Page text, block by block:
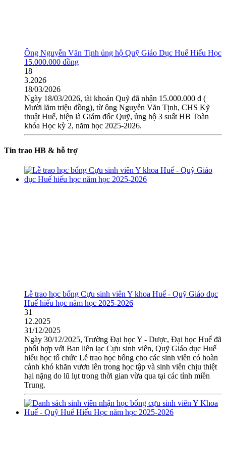
Ông Nguyễn Văn Tịnh ủng hộ Quỹ Giáo Dục Huế Hiếu Học
15.000.000 đồng
18
3.2026
18/03/2026
Ngày 18/03/2026, tài khoản Quỹ đã nhận 15.000.000 đ (
Mười lăm triệu đồng), từ ông Nguyễn Văn Tịnh, CHS Kỹ
thuật Huế, hiện là Giám đốc Quỹ, ủng hộ 3 suất HB Toàn
khóa Học kỳ 2, năm học 2025-2026.
Tin trao HB & hỗ trợ
Lễ trao học bổng Cựu sinh viên Y khoa Huế - Quỹ Giáo dục
Huế hiếu học năm học 2025-2026
31
12.2025
31/12/2025
Ngày 30/12/2025, Trường Đại học Y - Dược, Đại học Huế đã
phối hợp với Ban liên lạc Cựu sinh viên, Quỹ Giáo dục Huế
hiếu học tổ chức Lễ trao học bổng cho các sinh viên có hoàn
cảnh khó khăn vươn lên trong học tập và sinh viên chịu thiệt
hại nặng do lũ lụt trong thời gian vừa qua tại các tỉnh miền
Trung.